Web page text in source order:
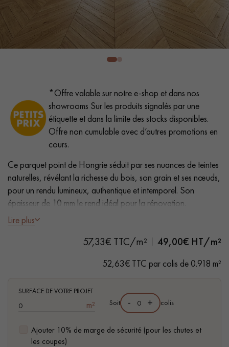
PARQUET LAMES LARGES XXL PARQUET EN CHÊNE
ACCESSOIRES PARQUET
D'INTÉRIEUR
Nos conseillers sont disponibles au
28 79 01 41
VOUS AVEZ UN PROJET ?
Nos experts sont à votre disposition pour vous guider pas à
pas dans le choix et la pose de votre parquet.
*Offre valable sur notre e-shop et dans nos
showrooms Sur les produits signalés par une
étiquette et dans la limite des stocks disponibles.
Offre non cumulable avec d’autres promotions en
cours.
Ce parquet point de Hongrie séduit par ses nuances de teintes
naturelles, révélant la richesse du bois, son grain et ses nœuds,
pour un rendu lumineux, authentique et intemporel. Son
épaisseur de 10 mm le rend idéal pour la rénovation.
- Lames Largeur 9 cm
- Épaisseur 10 mm dont 3 mm de bois noble
- Brossé, Chanfreins travaillés et arrondis des 4 côtés
Lire plus
57,33€ TTC/m² 49,00€ HT/m²
52,63€ TTC par colis de 0.918 m²
SURFACE DE VOTRE PROJET
m²
Ajouter 10% de marge de sécurité (pour les chutes et
les coupes)
Soit - + colis